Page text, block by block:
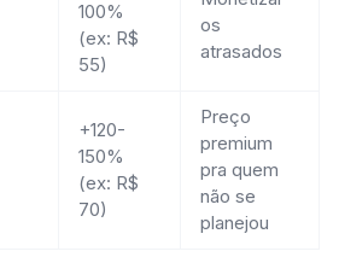
100%
(ex: R$
55)
os
atrasados
+120-
150%
(ex: R$
70)
Preço
premium
pra quem
não se
planejou